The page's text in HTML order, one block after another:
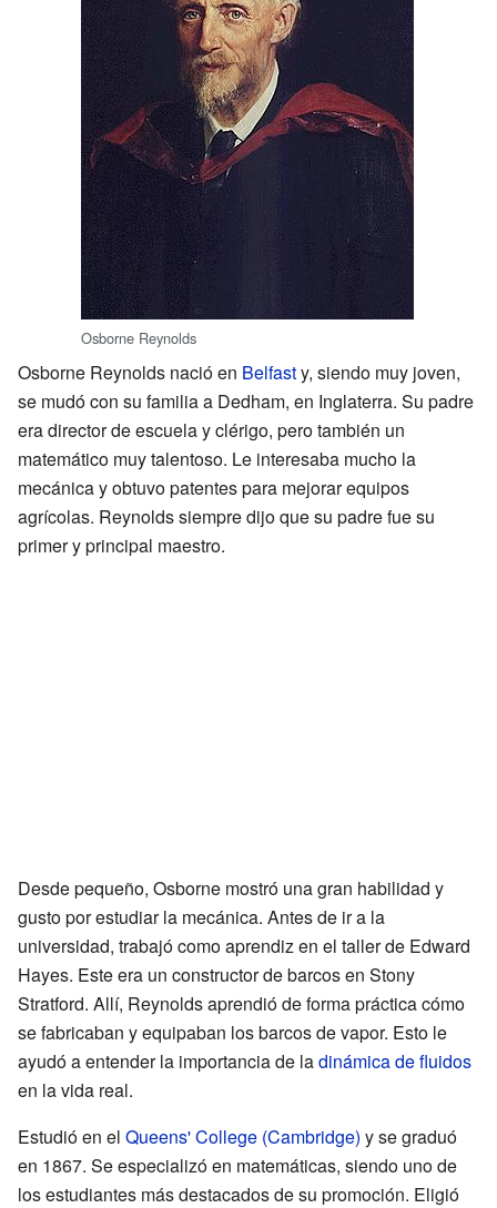
Osborne Reynolds
Osborne Reynolds nació en Belfasty, siendo muy joven,
se mudó con su familia a Dedham, en Inglaterra. Su padre
era director de escuela y clérigo, pero también un
matemático muy talentoso. Le interesaba mucho la
mecánica y obtuvo patentes para mejorar equipos
agrícolas. Reynolds siempre dijo que su padre fue su
primer y principal maestro.
Desde pequeño, Osborne mostró una gran habilidad y
gusto por estudiar la mecánica. Antes de ir a la
universidad, trabajó como aprendiz en el taller de Edward
Hayes. Este era un constructor de barcos en Stony
Stratford. Allí, Reynolds aprendió de forma práctica cómo
se fabricaban y equipaban los barcos de vapor. Esto le
ayudó a entender la importancia de ladinámica de fluidos
en la vida real.
Estudió en el Queens' College (Cambridge) y se graduó
en 1867. Se especializó en matemáticas, siendo uno de
los estudiantes más destacados de su promoción. Eligió